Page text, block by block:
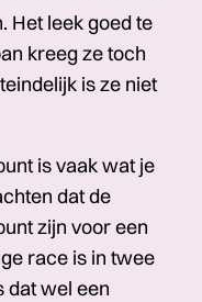
Het leek goed te
kreeg ze toch
is ze niet
is vaak wat je
dat de
zijn voor een
race is in twee
dat wel een